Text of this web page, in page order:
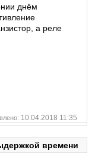
днём
а реле
10.04.2018 11:35
времени